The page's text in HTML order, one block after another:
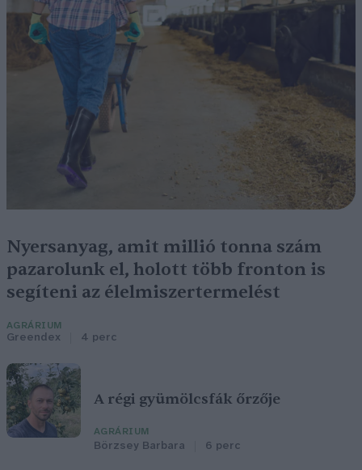
Nyersanyag, amit millió tonna szám
pazarolunk el, holott több fronton is
segíteni az élelmiszertermelést
AGRÁRIUM
Greendex 4 perc
A régi gyümölcsfák őrzője
AGRÁRIUM
Börzsey Barbara 6 perc